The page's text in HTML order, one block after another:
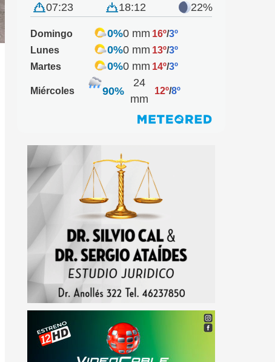
07:23 18:12 22%
Domingo 0%0 mm 16º/3º
Lunes
0%0 mm 13º/3º
Martes
0%0 mm 14º/3º
Miércoles 90%
24
mm
12º/8º